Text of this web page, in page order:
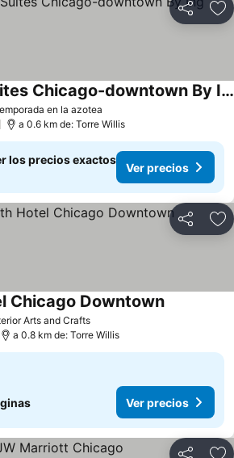
Compartir
en la azotea
Holiday Inn & Suites Chicago-downtown By Ihg
a 0.6 km de: Torre Willis
los precios exactos
Ver precios
Compartir
Arts and Crafts
Chicago Downtown
a 0.8 km de: Torre Willis
Ver precios